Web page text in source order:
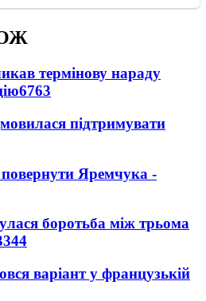
термінову нараду
6763
підтримувати
Яремчука -
боротьба між трьома
варіант у французькій